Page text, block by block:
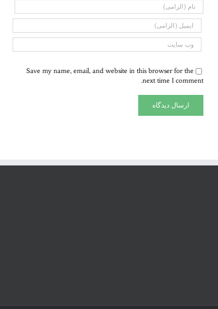
Save my name, email, and website in this browser for the
next time I comment.